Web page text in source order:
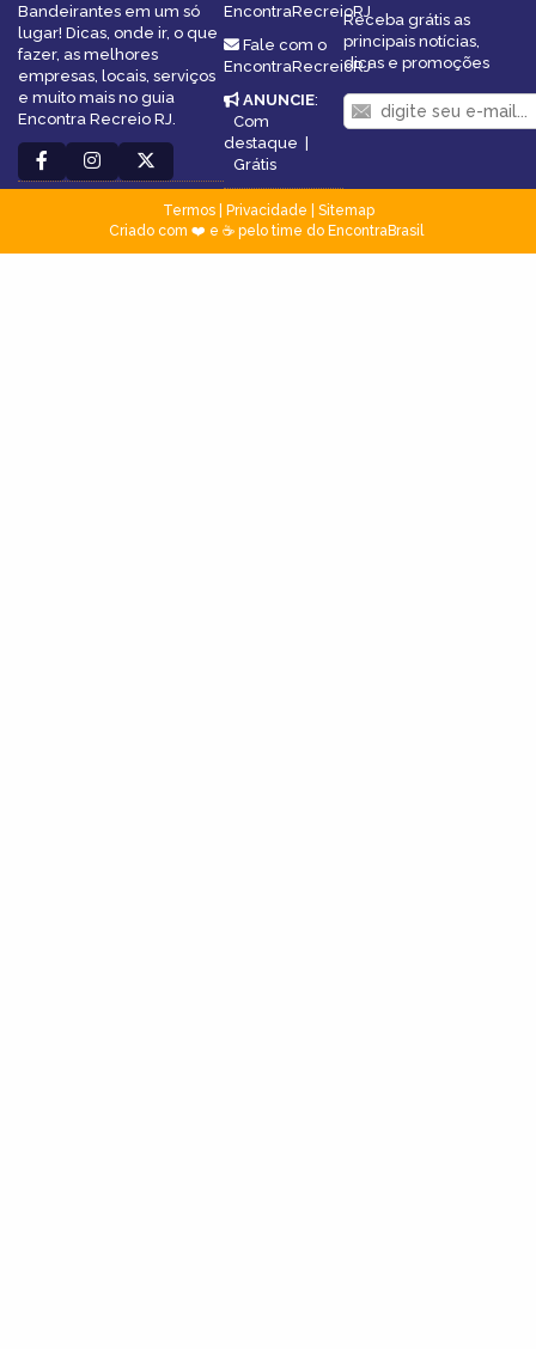
Bandeirantes em um só
lugar! Dicas, onde ir, o que
fazer, as melhores
empresas, locais, serviços
e muito mais no guia
Encontra Recreio RJ.
EncontraRecreioRJ
Fale com o
EncontraRecreioRJ
ANUNCIE:
Com
destaque |
Grátis
Receba grátis as
principais notícias,
dicas e promoções
Termos| Privacidade
Sitemap
Criado com ❤️ e ☕ pelo time do EncontraBrasil